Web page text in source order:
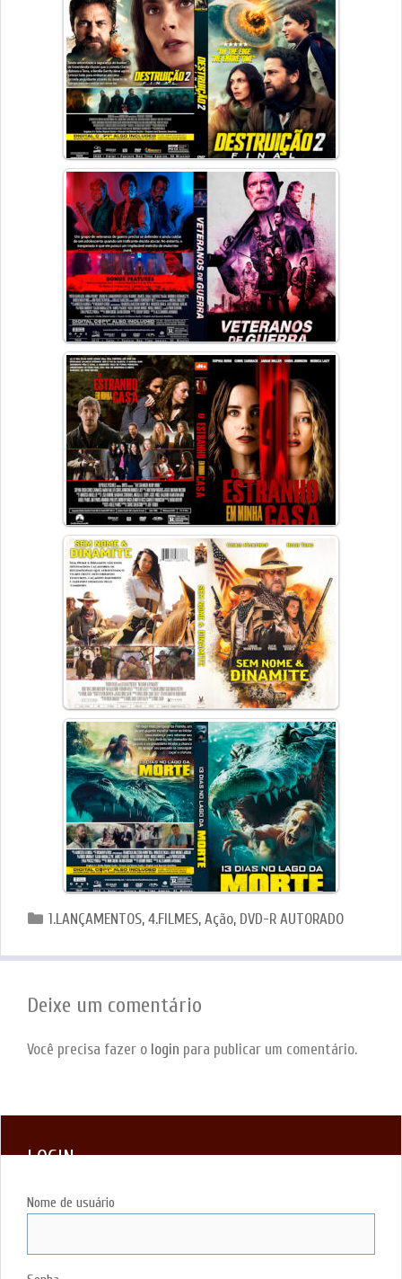
Categorias
1.LANÇAMENTOS,4.FILMES,Ação, DVD-R AUTORADO
Deixe um comentário
Você precisa fazer o login para publicar um comentário.
LOGIN
Nome de usuário